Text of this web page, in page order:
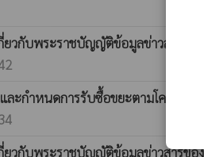
ยวกับพระราชบัญญัติข้อมูลข่าวสารข
ละกำหนดการรับซื้อขยะตามโครงก
ยวกับพระราชบัญญัติข้อมูลข่าวสารข